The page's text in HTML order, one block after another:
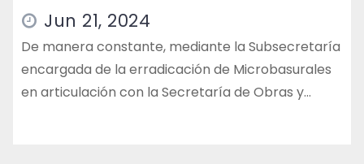
Jun 21, 2024
De manera constante, mediante la Subsecretaría
encargada de la erradicación de Microbasurales
en articulación con la Secretaría de Obras y…